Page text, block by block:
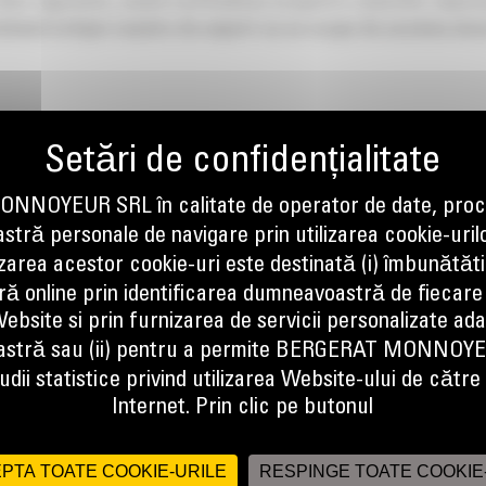
USED OFERA DOUA TIPURI DE
componentele care produc, transmit si controleaza
frane, structura si pornire. Nu ezitati sa ne contactati
SRL în calitate de operator de date,
personale de navigare prin utilizarea cookie-
acestor cookie-uri este destinată (i)
online prin identificarea dumneavoastră de
si prin furnizarea de servicii personalizate
sau (ii) pentru a permite BERGERAT
statistice privind utilizarea Website-ului de către
Internet. Prin clic pe butonul
TOATE COOKIE-URILE
RESPINGE TOATE